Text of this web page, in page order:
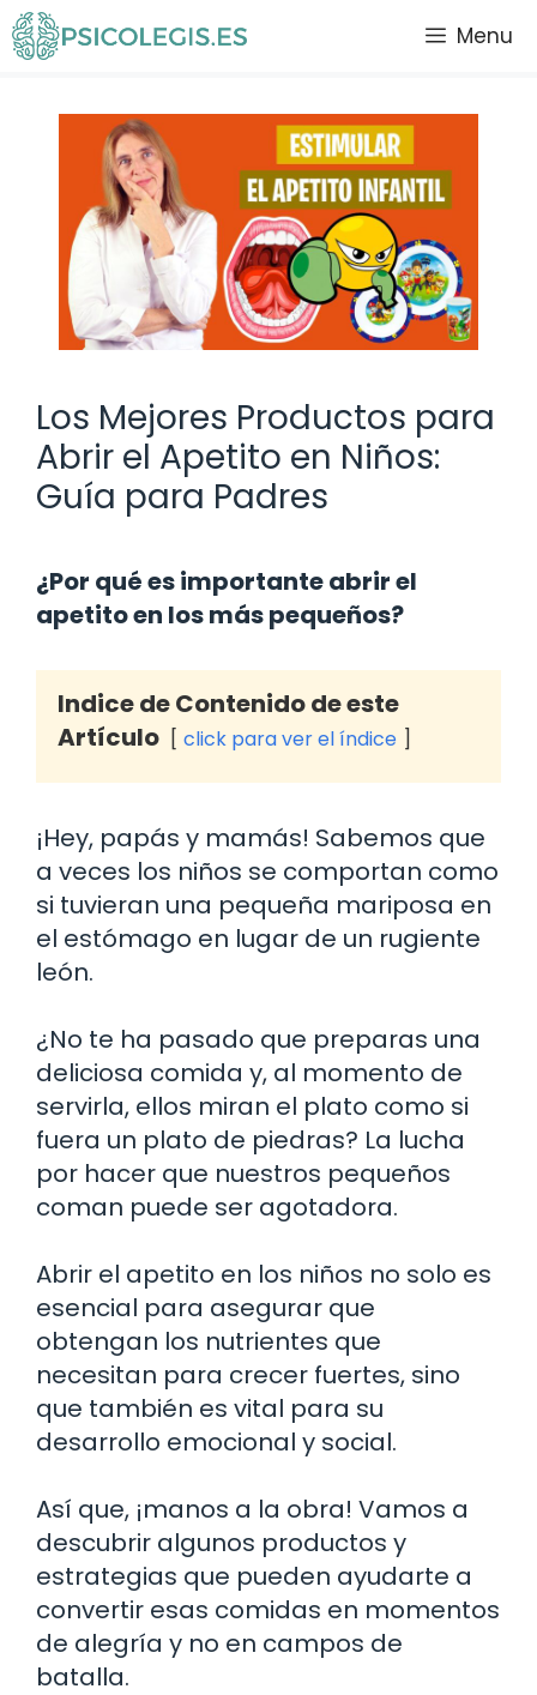
Saltar
al
Menu
Los Mejores Productos para
Abrir el Apetito en Niños:
Guía para Padres
¿Por qué es importante abrir el
apetito en los más pequeños?
Indice de Contenido de este
Artículo
click para ver el índice
¡Hey, papás y mamás! Sabemos que
a veces los niños se comportan como
si tuvieran una pequeña mariposa en
el estómago en lugar de un rugiente
león.
¿No te ha pasado que preparas una
deliciosa comida y, al momento de
servirla, ellos miran el plato como si
fuera un plato de piedras? La lucha
por hacer que nuestros pequeños
coman puede ser agotadora.
Abrir el apetito en los niños no solo es
esencial para asegurar que
obtengan los nutrientes que
necesitan para crecer fuertes, sino
que también es vital para su
desarrollo emocional y social.
Así que, ¡manos a la obra! Vamos a
descubrir algunos productos y
estrategias que pueden ayudarte a
convertir esas comidas en momentos
de alegría y no en campos de
batalla.